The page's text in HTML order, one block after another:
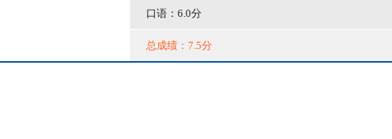
口语：6.0分
总成绩：7.5分